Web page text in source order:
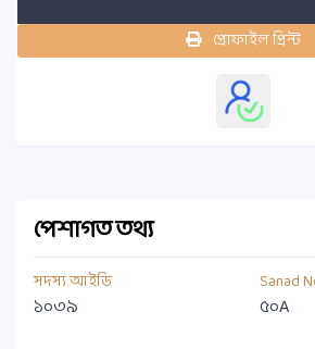
প্রোফাইল প্রিন্ট
পেশাগত তথ্য
সদস্য আইডি
১০৩৯
Sanad
৫০A